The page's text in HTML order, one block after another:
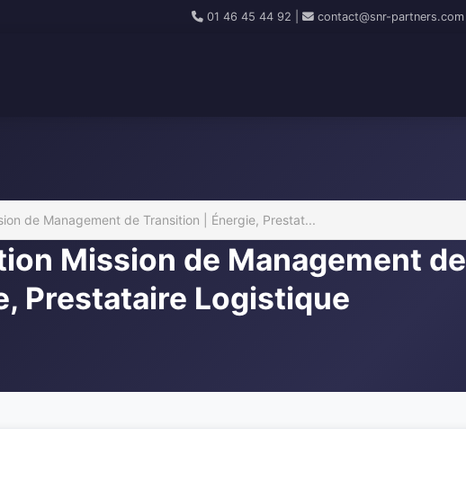
01 46 45 44 92 contact@snr-partners.com
de Management de Transition | Énergie, Prestat...
Mission de Management de
Prestataire Logistique